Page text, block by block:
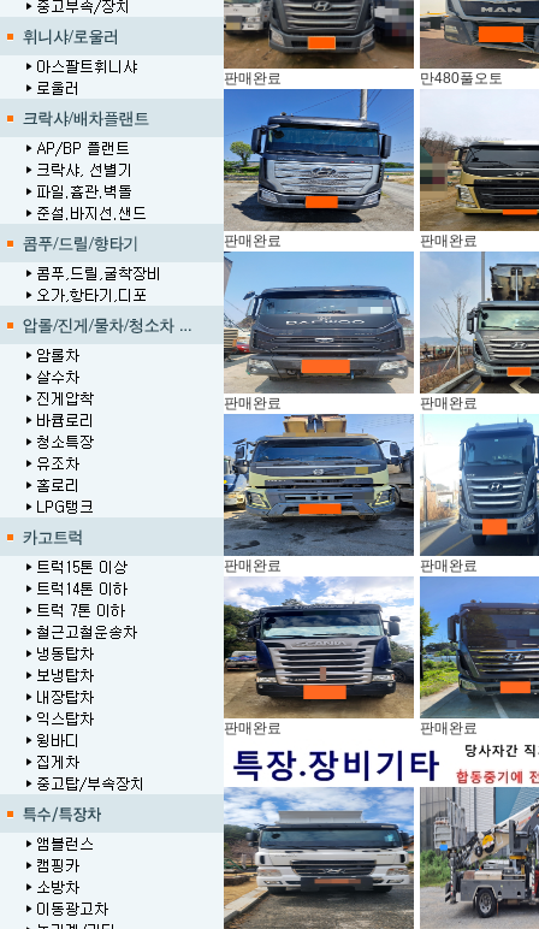
판매완료 만480풀오토
판매완료 판매완료
판매완료 판매완료
판매완료 판매완료
판매완료 판매완료